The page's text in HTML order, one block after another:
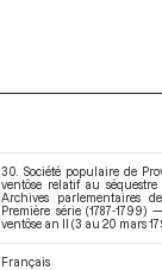
30. Société populaire de
ventôse relatif au séquestre
Archives parlementaires
Première série (1787-
ventôse an II (3 au 20 mars
Français